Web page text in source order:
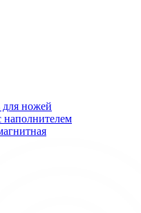
ножей
наполнителем